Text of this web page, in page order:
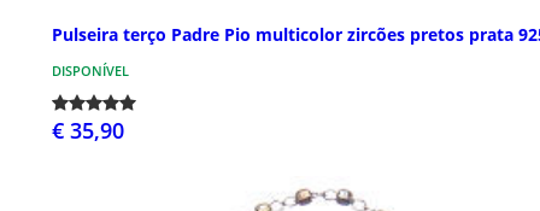
Pulseira terço Padre Pio multicolor zircões pretos prata
DISPONÍVEL
€ 35,90